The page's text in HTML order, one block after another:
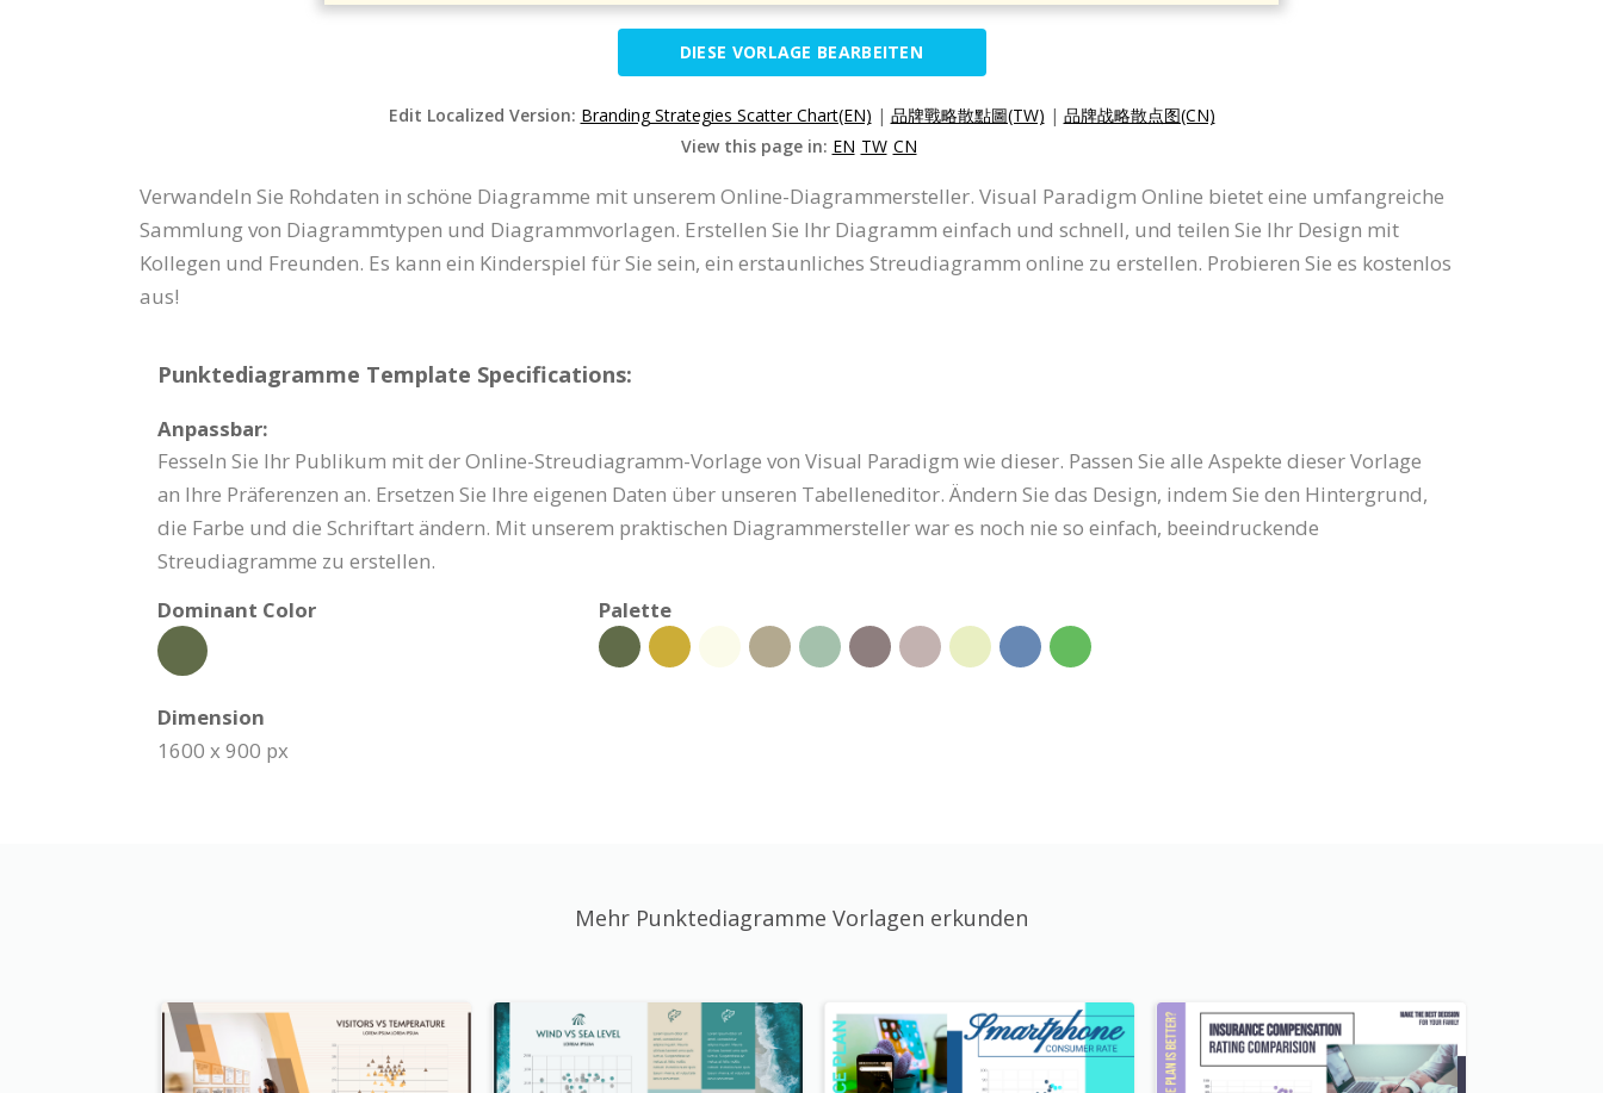
DIESE VORLAGE BEARBEITEN
Edit Localized Version: Branding Strategies Scatter Chart(EN) | 品牌戰略散點圖(TW) | 品牌战略散点图(CN)
View this page in: EN TW CN
Verwandeln Sie Rohdaten in schöne Diagramme mit unserem Online-Diagrammersteller. Visual Paradigm Online bietet eine umfangreiche
Sammlung von Diagrammtypen und Diagrammvorlagen. Erstellen Sie Ihr Diagramm einfach und schnell, und teilen Sie Ihr Design mit
Kollegen und Freunden. Es kann ein Kinderspiel für Sie sein, ein erstaunliches Streudiagramm online zu erstellen. Probieren Sie es kostenlos
aus!
Punktediagramme Template Specifications:
Anpassbar:
Fesseln Sie Ihr Publikum mit der Online-Streudiagramm-Vorlage von Visual Paradigm wie dieser. Passen Sie alle Aspekte dieser Vorlage
an Ihre Präferenzen an. Ersetzen Sie Ihre eigenen Daten über unseren Tabelleneditor. Ändern Sie das Design, indem Sie den Hintergrund,
die Farbe und die Schriftart ändern. Mit unserem praktischen Diagrammersteller war es noch nie so einfach, beeindruckende
Streudiagramme zu erstellen.
Dominant Color
Palette
Dimension
1600 x 900 px
Mehr Punktediagramme Vorlagen erkunden